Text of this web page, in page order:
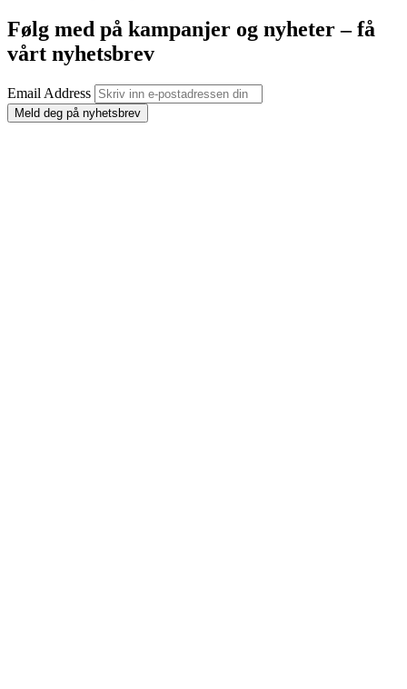
Følg med på kampanjer og nyheter – få
vårt nyhetsbrev
Email Address
Meld deg på nyhetsbrev